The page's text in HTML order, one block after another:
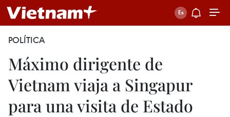
POLÍTICA
Máximo dirigente de
Vietnam viaja a Singapur
para una visita de Estado